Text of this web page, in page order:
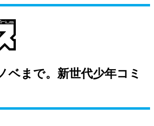
ベまで。新世代少年コミ